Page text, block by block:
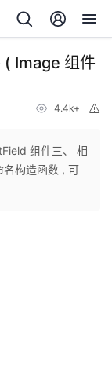
Image 组件
4.4k+
组件三、 相
构造函数 , 可